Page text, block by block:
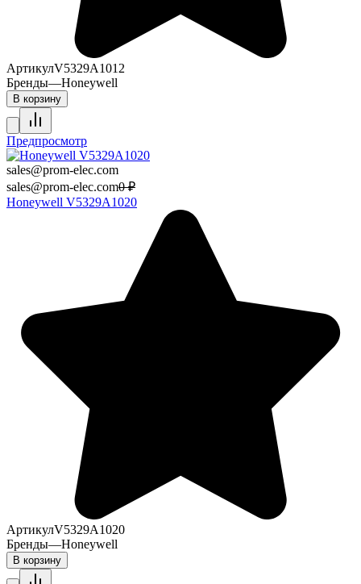
АртикулV5329A1012
Бренды—Honeywell
В корзину
Предпросмотр
sales@prom-elec.com
sales@prom-elec.com0 ₽
Honeywell V5329A1020
АртикулV5329A1020
Бренды—Honeywell
В корзину